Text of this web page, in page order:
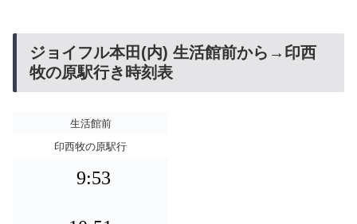
ジョイフル本田(内) 生活館前から→印西
牧の原駅行き時刻表
生活館前
印西牧の原駅行
9:53